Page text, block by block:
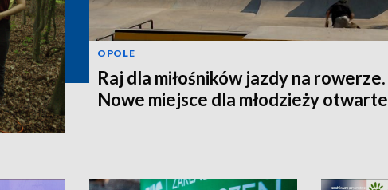
OPOLE
Raj dla miłośników jazdy na rowerze.
Nowe miejsce dla młodzieży otwarte